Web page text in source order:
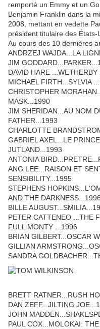
remporté un Emmy et un
Benjamin Franklin dans la
2008, mettant en vedette
président titulaire des États-
Au cours des 10 dernières
ANDRZEJ WAJDA...LA
JIM
DAVID HARE
MICHAEL FIRTH...SYLVIA
CHRISTOPHER
MASK...1990
JIM SHERIDAN...AU NOM
FATHER...1993
CHARLOTTE
GABRIEL AXEL...LE
JUTLAND...1993
ANTONIA
ANG LEE...RAISON ET
SENSIBILITY...1995
STEPHENS
AND THE DARKNESS...1996
BILLE
PETER CATTENEO ...THE
FULL MONTY ...1996
BRIAN GILBERT...OSCAR
GILLIAN
SANDRA
BRETT RATNER...RUSH
DAN ZEFF...JILTING
JOHN
PAUL COX...MOLOKAI: